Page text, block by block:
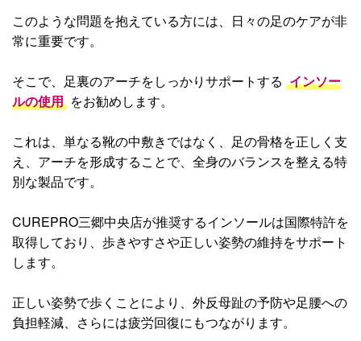
このような問題を抱えている方には、日々の足のケアが非
常に重要です。
そこで、足裏のアーチをしっかりサポートする インソー
ルの使用 をお勧めします。
これは、単なる靴の中敷きではなく、足の骨格を正しく支
え、アーチを形成することで、全身のバランスを整える特
別な製品です。
CUREPRO三郷中央店が推奨するインソールは国際特許を
取得しており、歩きやすさや正しい姿勢の維持をサポート
します。
正しい姿勢で歩くことにより、外反母趾の予防や足腰への
負担軽減、さらには疲労回復にもつながります。